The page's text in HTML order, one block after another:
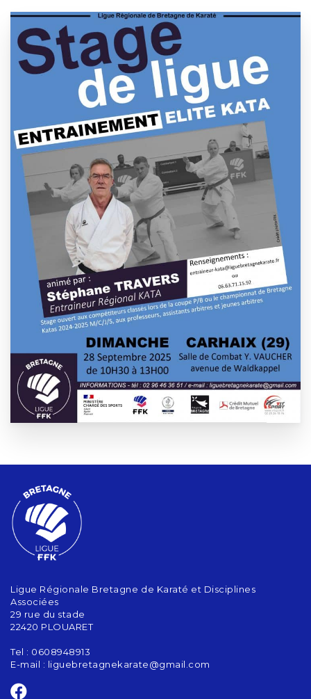
Ligue Régionale Bretagne de Karaté et Disciplines
Associées
29 rue du stade
22420 PLOUARET
Tel : 0608948913
E-mail : liguebretagnekarate@gmail.com